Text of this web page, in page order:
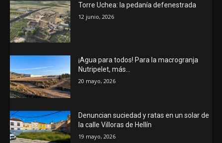
Torre Uchea: la pedanía defenestrada
12 junio, 2026
¡Agua para todos! Para la macrogranja
Nutripelet, más…
20 mayo, 2026
Denuncian suciedad y ratas en un solar de
la calle Villoras de Hellín
19 mayo, 2026